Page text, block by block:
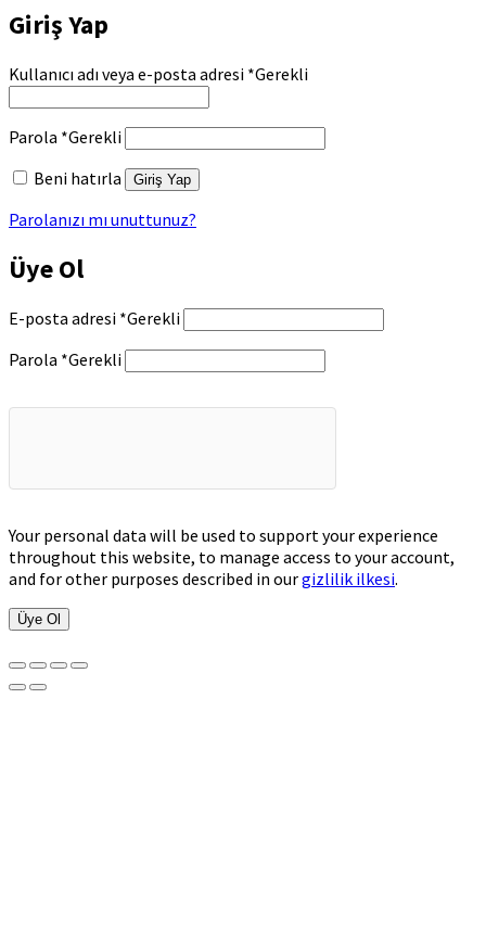
Giriş Yap
Kullanıcı adı veya e-posta adresi *Gerekli
Parola *Gerekli
Beni hatırla
Giriş Yap
Parolanızı mı unuttunuz?
Üye Ol
E-posta adresi *Gerekli
Parola *Gerekli
Your personal data will be used to support your experience
throughout this website, to manage access to your account,
and for other purposes described in ourgizlilik ilkesi.
Üye Ol